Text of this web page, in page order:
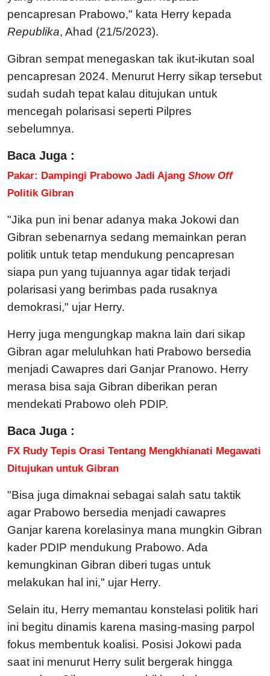
pencapresan Prabowo," kata Herry kepada
Republika, Ahad (21/5/2023).
Gibran sempat menegaskan tak ikut-ikutan soal
pencapresan 2024. Menurut Herry sikap tersebut
sudah sudah tepat kalau ditujukan untuk
mencegah polarisasi seperti Pilpres
sebelumnya.
Baca Juga :
Pakar: Dampingi Prabowo Jadi Ajang Show Off
Politik Gibran
"Jika pun ini benar adanya maka Jokowi dan
Gibran sebenarnya sedang memainkan peran
politik untuk tetap mendukung pencapresan
siapa pun yang tujuannya agar tidak terjadi
polarisasi yang berimbas pada rusaknya
demokrasi," ujar Herry.
Herry juga mengungkap makna lain dari sikap
Gibran agar meluluhkan hati Prabowo bersedia
menjadi Cawapres dari Ganjar Pranowo. Herry
merasa bisa saja Gibran diberikan peran
mendekati Prabowo oleh PDIP.
Baca Juga :
FX Rudy Tepis Orasi Tentang Mengkhianati Megawati
Ditujukan untuk Gibran
"Bisa juga dimaknai sebagai salah satu taktik
agar Prabowo bersedia menjadi cawapres
Ganjar karena korelasinya mana mungkin Gibran
kader PDIP mendukung Prabowo. Ada
kemungkinan Gibran diberi tugas untuk
melakukan hal ini," ujar Herry.
Selain itu, Herry memantau konstelasi politik hari
ini begitu dinamis karena masing-masing parpol
fokus membentuk koalisi. Posisi Jokowi pada
saat ini menurut Herry sulit bergerak hingga